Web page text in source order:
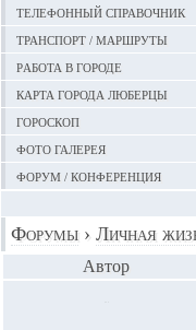
Телефонный справочник
Транспорт / маршруты
Работа в городе
Карта города Люберцы
Гороскоп
Фото галерея
Форум / конференция
Форумы › Личная
Автор